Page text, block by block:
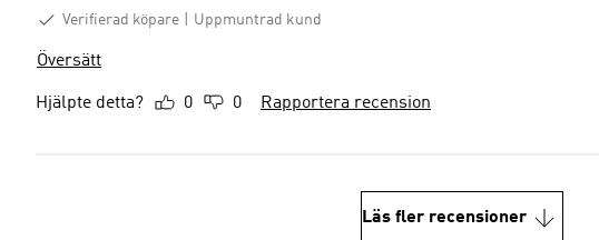
Verifierad köpare
Uppmuntrad kund
Översätt
Hjälpte detta? 0 0 Rapportera recension
Läs fler recensioner